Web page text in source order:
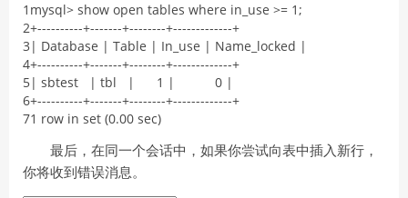
1
2
3
4
5
6
7
mysql> show open tables where in_use >= 1;
+----------+-------+--------+-------------+
| Database | Table | In_use | Name_locked |
+----------+-------+--------+-------------+
| sbtest | tbl | 1 | 0 |
+----------+-------+--------+-------------+
1 row in set (0.00 sec)
最后，在同一个会话中，如果你尝试向表中插入新行，
你将收到错误消息。